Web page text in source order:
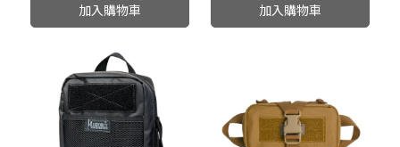
加入購物車 加入購物車